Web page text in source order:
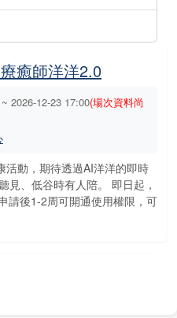
癒師洋洋2.0
2026-12-23 17:00(場次資料尚
活動，期待透過AI洋洋的即時
見、低谷時有人陪。 即日起，
請後1-2周可開通使用權限，可